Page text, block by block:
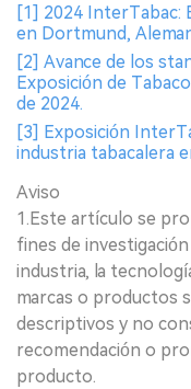
[1] 2024 InterTabac:
en Dortmund,
[2] Avance de los
Exposición de
de 2024.
[3] Exposición
industria tabacalera
Aviso
1.Este artículo se
fines de
industria, la
marcas o productos
descriptivos y no
recomendación o
producto.